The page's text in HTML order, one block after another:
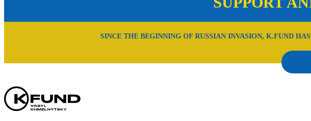
SINCE THE BEGINNING OF RUSSIAN INVASION, K.FUND